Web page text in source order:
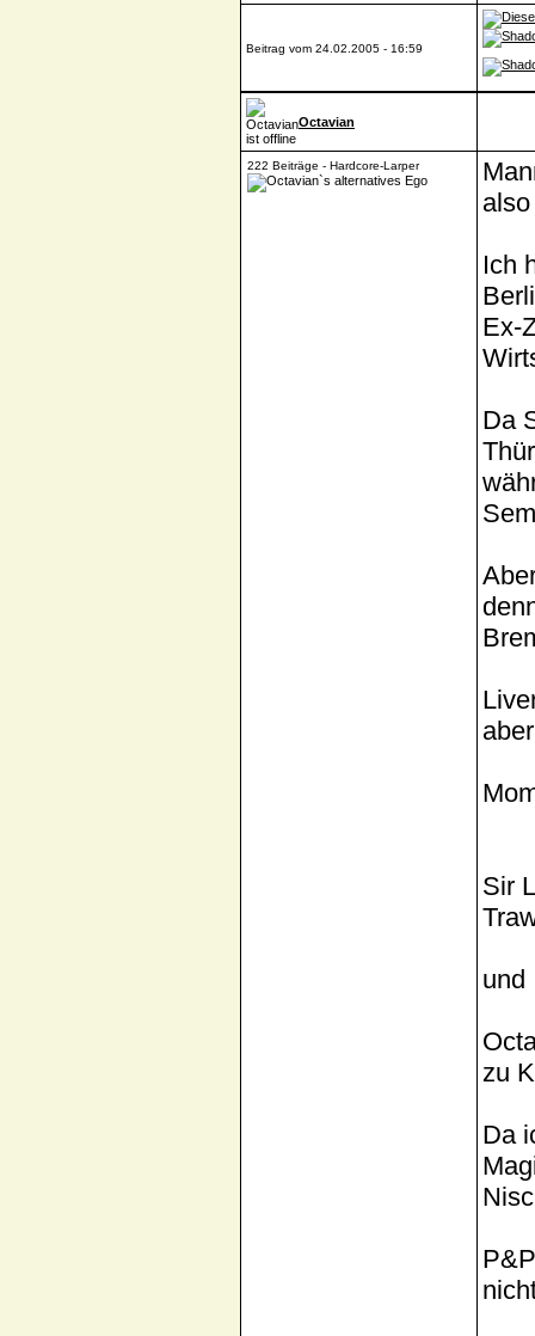
Beitrag vom 24.02.2005 - 16:59
Octavian
222 Beiträge - Hardcore-Larper
Ich
Ex-
Da
Sir
und
zu
Da